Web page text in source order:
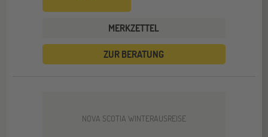
MERKZETTEL
ZUR BERATUNG
NOVA SCOTIA WINTERAUSREISE